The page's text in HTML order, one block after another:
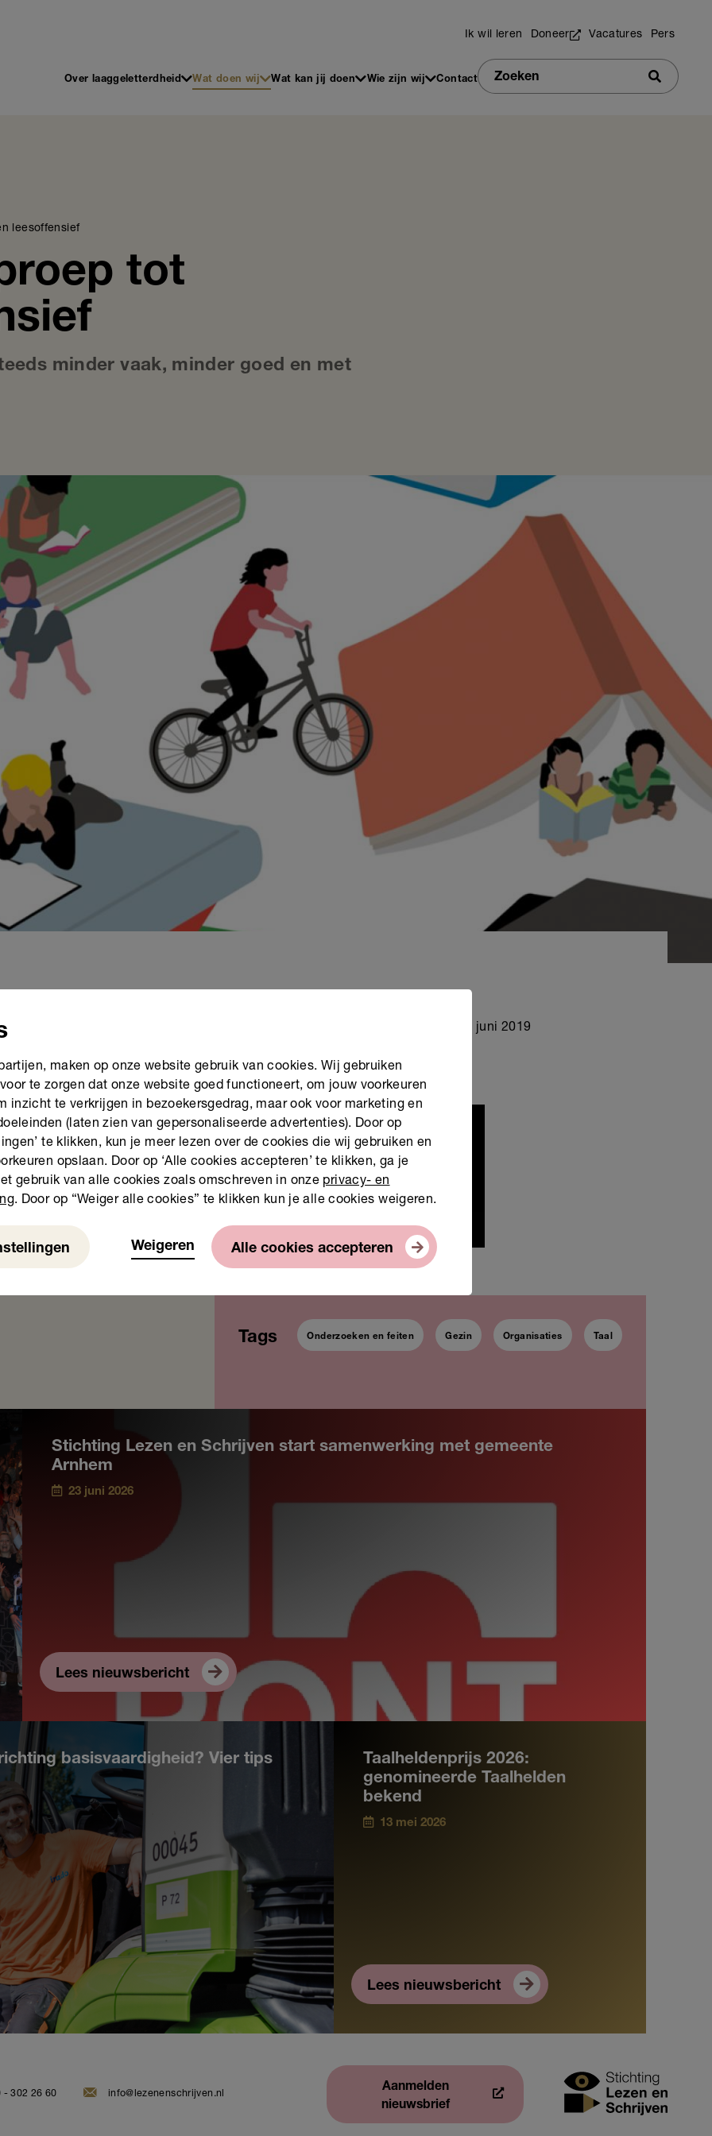
Schrijven Utilities
Ik wil leren Doneer Vacatures Pers
Main
Over laaggeletterdheid Wat doen wij Wat kan jij doen Wie zijn wij Contact
Zoeken
Zoeken
leesoffensief
tot
minder vaak, minder goed en met
dreigt met een te laag taalniveau van school te komen.
publiceerden een gezamenlijk advies ‘LEES!’ dat zij op maandag 24 juni 2019
oproep tot een leesoffensief
Download
Tags Onderzoeken en feiten Gezin Organisaties Taal
Stichting Lezen en Schrijven start samenwerking met gemeente
Arnhem
23 juni 2026
Lees nieuwsbericht
basisvaardigheid? Vier tips
Taalheldenprijs 2026:
genomineerde Taalhelden
bekend
13 mei 2026
Lees nieuwsbericht
- 302 26 60 info@lezenenschrijven.nl
Aanmelden
nieuwsbrief
maken op onze website gebruik van cookies. Wij gebruiken
te zorgen dat onze website goed functioneert, om jouw voorkeuren
inzicht te verkrijgen in bezoekersgedrag, maar ook voor marketing en
(laten zien van gepersonaliseerde advertenties). Door op
te klikken, kun je meer lezen over de cookies die wij gebruiken en
opslaan. Door op ‘Alle cookies accepteren’ te klikken, ga je
gebruik van alle cookies zoals omschreven in onze privacy- en
. Door op “Weiger alle cookies” te klikken kun je alle cookies weigeren.
Weigeren Alle cookies accepteren